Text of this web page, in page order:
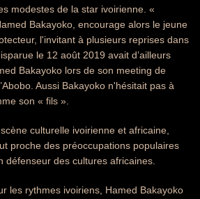
modestes de la star ivoirienne. «
Bakayoko, encourage alors le jeune
l'invitant à plusieurs reprises dans
le 12 août 2019 avait d’ailleurs
Bakayoko lors de son meeting de
Aussi Bakayoko n'hésitait pas à
son « fils ».
culturelle ivoirienne et africaine,
proche des préoccupations populaires
défenseur des cultures africaines.
les rythmes ivoiriens, Hamed Bakayoko